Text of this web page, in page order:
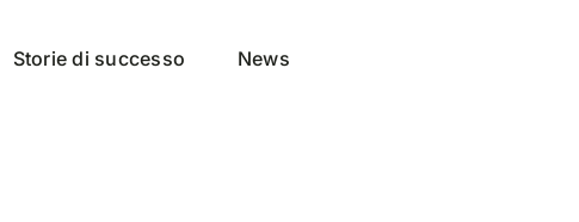
Storie di successo News